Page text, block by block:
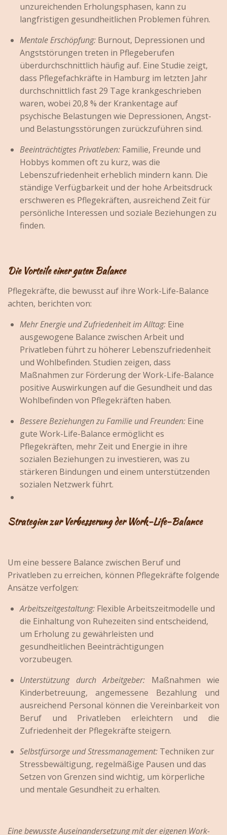
unzureichenden Erholungsphasen, kann zu
langfristigen gesundheitlichen Problemen führen.
Mentale Erschöpfung: Burnout, Depressionen und
Angststörungen treten in Pflegeberufen
überdurchschnittlich häufig auf. Eine Studie zeigt,
dass Pflegefachkräfte in Hamburg im letzten Jahr
durchschnittlich fast 29 Tage krankgeschrieben
waren, wobei 20,8 % der Krankentage auf
psychische Belastungen wie Depressionen, Angst-
und Belastungsstörungen zurückzuführen sind.
Beeinträchtigtes Privatleben: Familie, Freunde und
Hobbys kommen oft zu kurz, was die
Lebenszufriedenheit erheblich mindern kann. Die
ständige Verfügbarkeit und der hohe Arbeitsdruck
erschweren es Pflegekräften, ausreichend Zeit für
persönliche Interessen und soziale Beziehungen zu
finden.
Die Vorteile einer guten Balance
Pflegekräfte, die bewusst auf ihre Work-Life-Balance
achten, berichten von:
Mehr Energie und Zufriedenheit im Alltag: Eine
ausgewogene Balance zwischen Arbeit und
Privatleben führt zu höherer Lebenszufriedenheit
und Wohlbefinden. Studien zeigen, dass
Maßnahmen zur Förderung der Work-Life-Balance
positive Auswirkungen auf die Gesundheit und das
Wohlbefinden von Pflegekräften haben.
Bessere Beziehungen zu Familie und Freunden: Eine
gute Work-Life-Balance ermöglicht es
Pflegekräften, mehr Zeit und Energie in ihre
sozialen Beziehungen zu investieren, was zu
stärkeren Bindungen und einem unterstützenden
sozialen Netzwerk führt.
Strategien zur Verbesserung der Work-Life-Balance
Um eine bessere Balance zwischen Beruf und
Privatleben zu erreichen, können Pflegekräfte folgende
Ansätze verfolgen:
Arbeitszeitgestaltung: Flexible Arbeitszeitmodelle und
die Einhaltung von Ruhezeiten sind entscheidend,
um Erholung zu gewährleisten und
gesundheitlichen Beeinträchtigungen
vorzubeugen.
Unterstützung durch Arbeitgeber: Maßnahmen wie
Kinderbetreuung, angemessene Bezahlung und
ausreichend Personal können die Vereinbarkeit von
Beruf und Privatleben erleichtern und die
Zufriedenheit der Pflegekräfte steigern.
Selbstfürsorge und Stressmanagement: Techniken zur
Stressbewältigung, regelmäßige Pausen und das
Setzen von Grenzen sind wichtig, um körperliche
und mentale Gesundheit zu erhalten.
Eine bewusste Auseinandersetzung mit der eigenen Work-